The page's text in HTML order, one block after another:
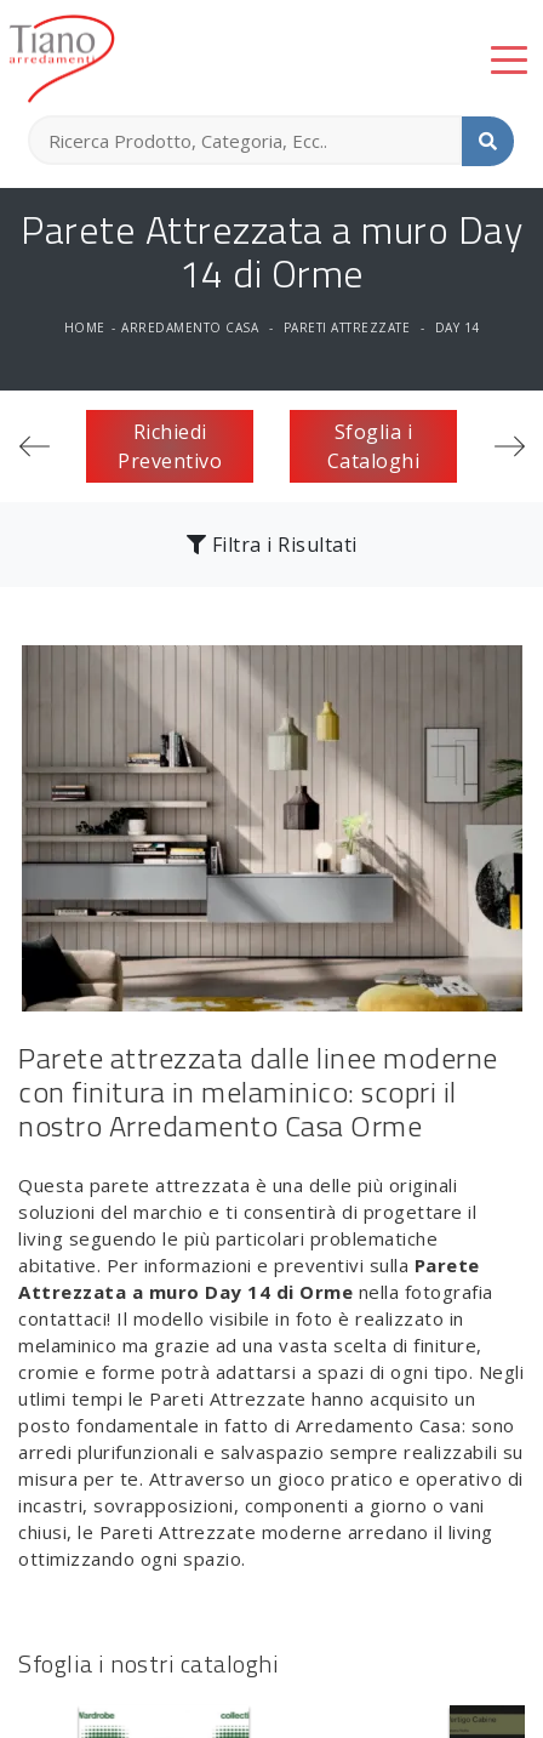
Parete Attrezzata a muro Day
14 di Orme
HOME - ARREDAMENTO CASA - PARETI ATTREZZATE - DAY 14
Richiedi
Preventivo
Sfoglia i
Cataloghi
Filtra i Risultati
Parete attrezzata dalle linee moderne
con finitura in melaminico: scopri il
nostro Arredamento Casa Orme
Questa parete attrezzata è una delle più originali
soluzioni del marchio e ti consentirà di progettare il
living seguendo le più particolari problematiche
abitative. Per informazioni e preventivi sulla Parete
Attrezzata a muro Day 14 di Orme nella fotografia
contattaci! Il modello visibile in foto è realizzato in
melaminico ma grazie ad una vasta scelta di finiture,
cromie e forme potrà adattarsi a spazi di ogni tipo. Negli
utlimi tempi le Pareti Attrezzate hanno acquisito un
posto fondamentale in fatto di Arredamento Casa: sono
arredi plurifunzionali e salvaspazio sempre realizzabili su
misura per te. Attraverso un gioco pratico e operativo di
incastri, sovrapposizioni, componenti a giorno o vani
chiusi, le Pareti Attrezzate moderne arredano il living
ottimizzando ogni spazio.
Sfoglia i nostri cataloghi